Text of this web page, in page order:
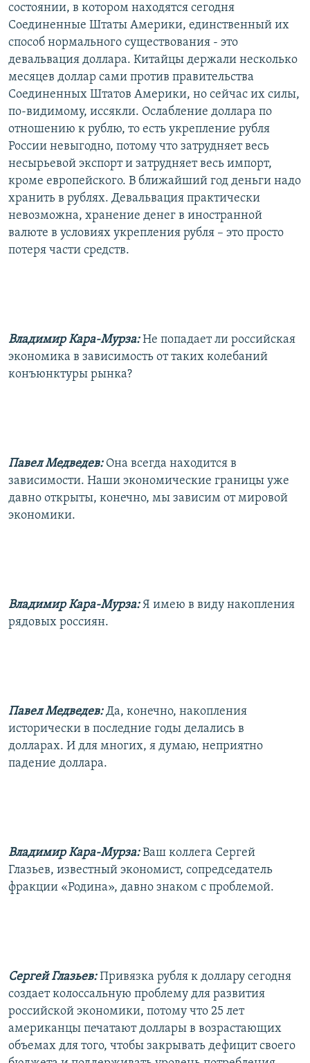
состоянии, в котором находятся сегодня
Соединенные Штаты Америки, единственный их
способ нормального существования - это
девальвация доллара. Китайцы держали несколько
месяцев доллар сами против правительства
Соединенных Штатов Америки, но сейчас их силы,
по-видимому, иссякли. Ослабление доллара по
отношению к рублю, то есть укрепление рубля
России невыгодно, потому что затрудняет весь
несырьевой экспорт и затрудняет весь импорт,
кроме европейского. В ближайший год деньги надо
хранить в рублях. Девальвация практически
невозможна, хранение денег в иностранной
валюте в условиях укрепления рубля – это просто
потеря части средств.
Владимир Кара-Мурза:Не попадает ли российская
экономика в зависимость от таких колебаний
конъюнктуры рынка?
Павел Медведев: Она всегда находится в
зависимости. Наши экономические границы уже
давно открыты, конечно, мы зависим от мировой
экономики.
Владимир Кара-Мурза:Я имею в виду накопления
рядовых россиян.
Павел Медведев:Да, конечно, накопления
исторически в последние годы делались в
долларах. И для многих, я думаю, неприятно
падение доллара.
Владимир Кара-Мурза:Ваш коллега Сергей
Глазьев, известный экономист, сопредседатель
фракции «Родина», давно знаком с проблемой.
Сергей Глазьев:Привязка рубля к доллару сегодня
создает колоссальную проблему для развития
российской экономики, потому что 25 лет
американцы печатают доллары в возрастающих
объемах для того, чтобы закрывать дефицит своего